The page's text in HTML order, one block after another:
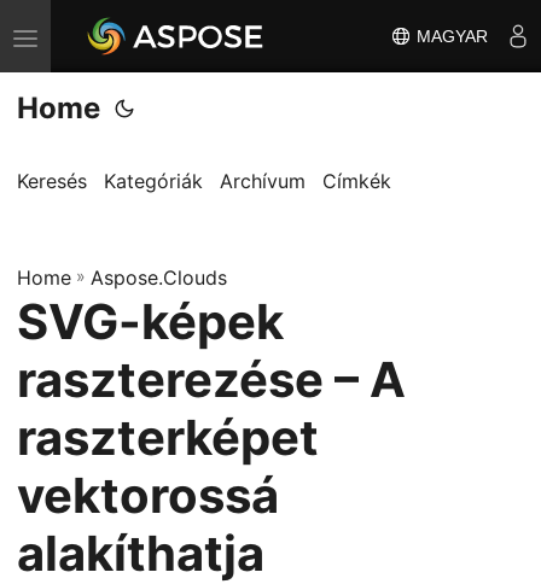
T
o
g
l
a
v
i
g
t
i
o
n
MAGYAR
Home
Keresés Kategóriák Archívum Címkék
Home » Aspose.Clouds
SVG-képek
raszterezése – A
raszterképet
vektorossá
alakíthatja